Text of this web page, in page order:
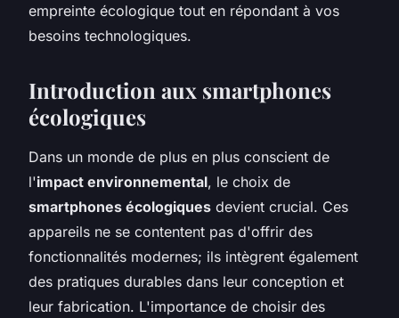
empreinte écologique tout en répondant à vos
besoins technologiques.
Introduction aux smartphones
écologiques
Dans un monde de plus en plus conscient de
l'impact environnemental, le choix de
smartphones écologiques devient crucial. Ces
appareils ne se contentent pas d'offrir des
fonctionnalités modernes; ils intègrent également
des pratiques durables dans leur conception et
leur fabrication. L'importance de choisir des